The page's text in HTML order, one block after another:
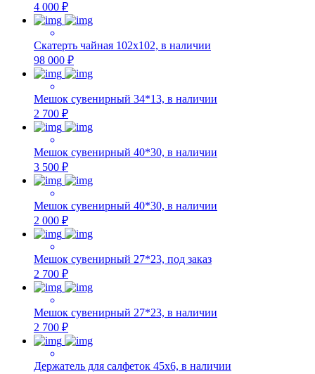
4 000 ₽
Скатерть чайная 102х102, в наличии
98 000 ₽
Мешок сувенирный 34*13, в наличии
2 700 ₽
Мешок сувенирный 40*30, в наличии
3 500 ₽
Мешок сувенирный 40*30, в наличии
2 000 ₽
Мешок сувенирный 27*23, под заказ
2 700 ₽
Мешок сувенирный 27*23, в наличии
2 700 ₽
Держатель для салфеток 45х6, в наличии